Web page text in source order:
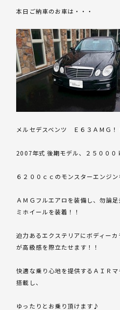
本日ご納車のお車は・・・
メルセデスベンツ Ｅ６３ＡＭＧ！
2007年式 後期モデル、２５０００
６２００ｃｃのモンスターエンジン
ＡＭＧフルエアロを装備し、勿論
ミホイールを装着！！
迫力あるエクステリアにボディー
が高級感を際立たせます！！
快適な乗り心地を提供するＡＩＲ
搭載し、
ゆったりとお乗り頂けます♪